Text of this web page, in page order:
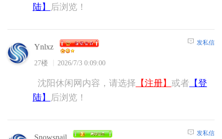
陆】
后浏览！
Ynlxz
27楼 2026/7/3 0:09:00
发私信
沈阳休闲网内容，请选择 【注册】 或者 【登
陆】
后浏览！
发私信